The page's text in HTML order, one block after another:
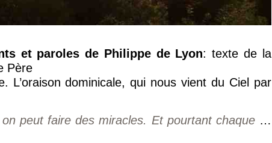
et paroles de Philippe de Lyon: texte de la
Père
L’oraison dominicale, qui nous vient du Ciel par
peut faire des miracles. Et pourtant chaque …